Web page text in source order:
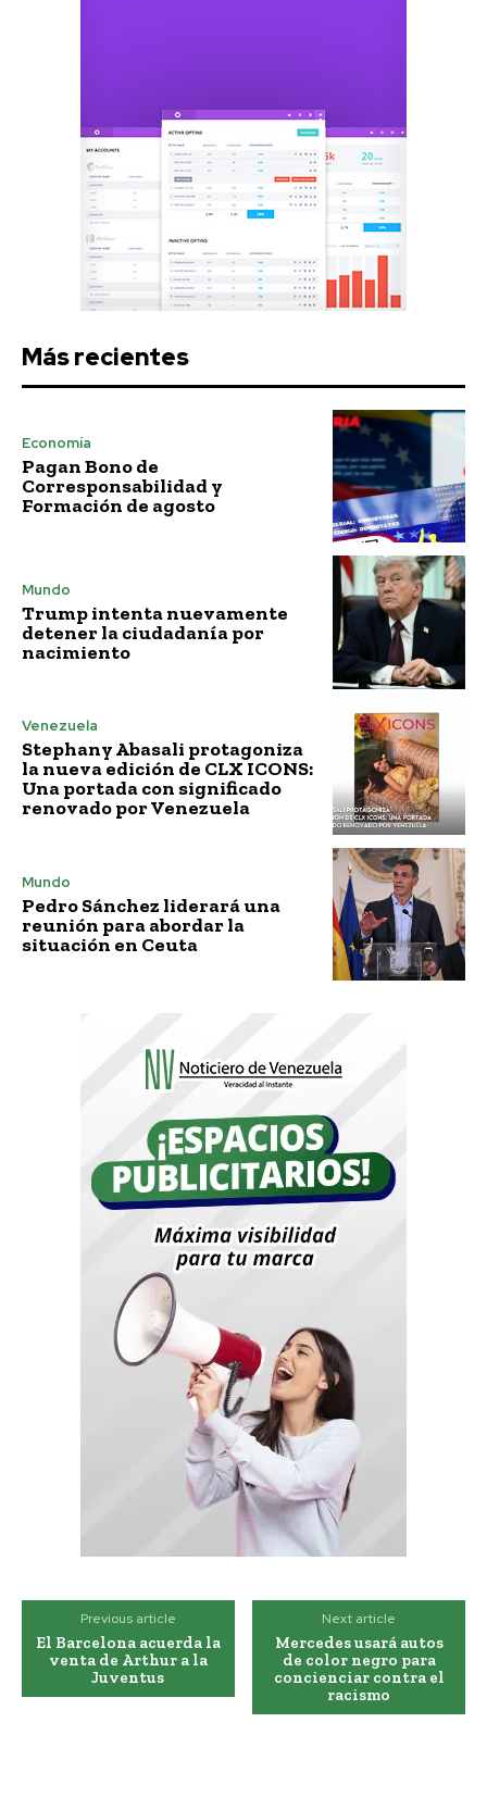
Más recientes
Economía
Pagan Bono de
Corresponsabilidad y
Formación de agosto
Mundo
Trump intenta nuevamente
detener la ciudadanía por
nacimiento
Venezuela
Stephany Abasali protagoniza
la nueva edición de CLX ICONS:
Una portada con significado
renovado por Venezuela
Mundo
Pedro Sánchez liderará una
reunión para abordar la
situación en Ceuta
Previous article
El Barcelona acuerda la
venta de Arthur a la
Juventus
Next article
Mercedes usará autos
de color negro para
concienciar contra el
racismo